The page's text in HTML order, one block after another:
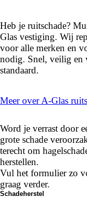
Heb je ruitschade?
Glas vestiging. Wij
voor alle merken en
nodig. Snel, veilig en
standaard.
Meer over A-Glas
Word je verrast door
grote schade
terecht om
herstellen.
Vul het formulier zo
graag verder.
Schadeherstel